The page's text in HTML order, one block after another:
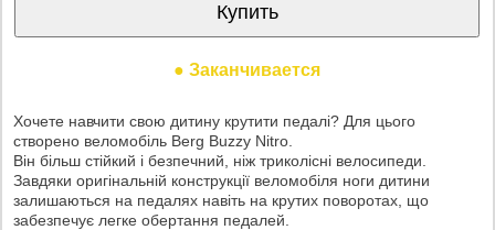
Купить
● Заканчивается
Хочете навчити свою дитину крутити педалі? Для цього
створено веломобіль Berg Buzzy Nitro.
Він більш стійкий і безпечний, ніж триколісні велосипеди.
Завдяки оригінальній конструкції веломобіля ноги дитини
залишаються на педалях навіть на крутих поворотах, що
забезпечує легке обертання педалей.